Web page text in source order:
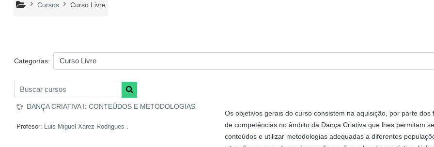
Cursos Curso Livre
Categorías:
Buscar cursos
Buscar cursos
DANÇA CRIATIVA I: CONTEÚDOS E METODOLOGIAS
Os objetivos gerais do curso consistem na aquisição, por parte dos
de competências no âmbito da Dança Criativa que lhes permitam
conteúdos e utilizar metodologias adequadas a diferentes
Profesor: Luis Miguel Xarez Rodrigues .